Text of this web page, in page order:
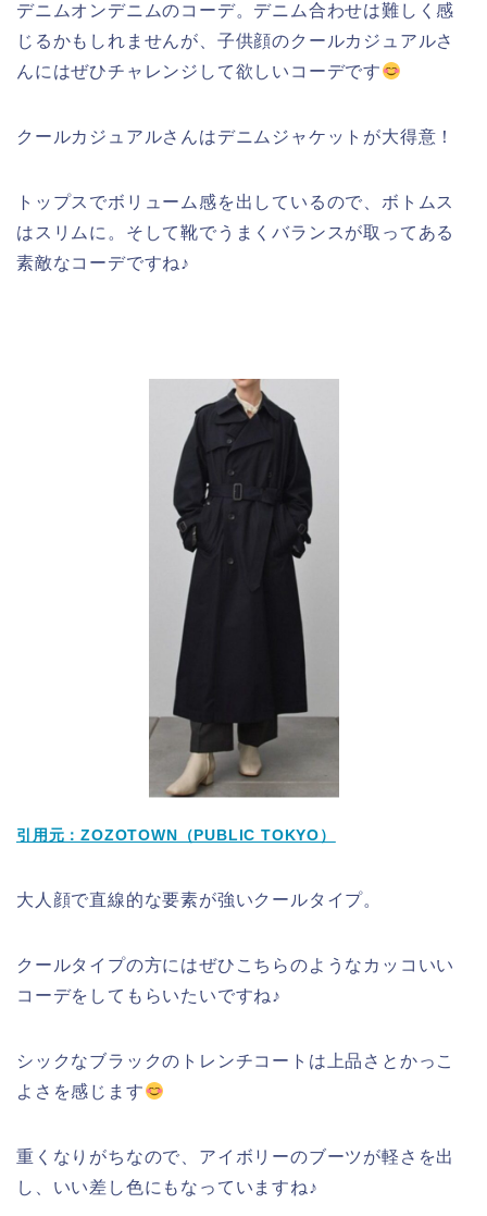
デニムオンデニムのコーデ。デニム合わせは難しく感
じるかもしれませんが、子供顔のクールカジュアルさ
んにはぜひチャレンジして欲しいコーデです
クールカジュアルさんはデニムジャケットが大得意！
トップスでボリューム感を出しているので、ボトムス
はスリムに。そして靴でうまくバランスが取ってある
素敵なコーデですね♪
引用元：ZOZOTOWN（PUBLIC TOKYO）
大人顔で直線的な要素が強いクールタイプ。
クールタイプの方にはぜひこちらのようなカッコいい
コーデをしてもらいたいですね♪
シックなブラックのトレンチコートは上品さとかっこ
よさを感じます
重くなりがちなので、アイボリーのブーツが軽さを出
し、いい差し色にもなっていますね♪